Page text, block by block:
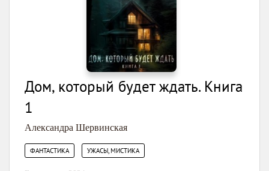
Дом, который будет ждать. Книга
1
Александра Шервинская
ФАНТАСТИКА УЖАСЫ, МИСТИКА